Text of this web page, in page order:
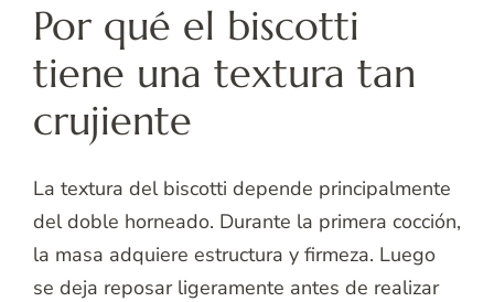
Por qué el biscotti
tiene una textura tan
crujiente
La textura del biscotti depende principalmente
del doble horneado. Durante la primera cocción,
la masa adquiere estructura y firmeza. Luego
se deja reposar ligeramente antes de realizar